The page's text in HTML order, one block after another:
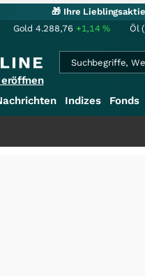
🎁 Ihre
Gold 4.288,76 +1,14% Öl
Indizes Fonds